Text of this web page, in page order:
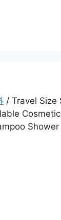
/ Travel Size
Shower